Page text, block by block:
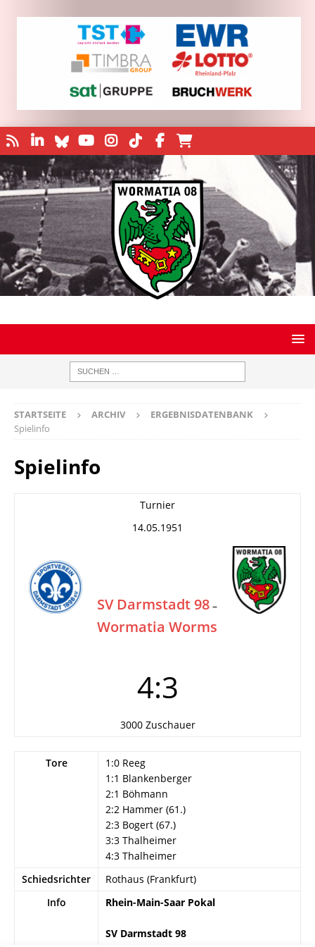
STARTSEITE ARCHIV
ERGEBNISDATENBANK
Spielinfo
Spielinfo
Turnier
14.05.1951
SV Darmstadt 98 –
Wormatia Worms
4:3
3000 Zuschauer
Tore
1:0 Reeg
1:1 Blankenberger
2:1 Böhmann
2:2 Hammer (61.)
2:3 Bogert (67.)
3:3 Thalheimer
4:3 Thalheimer
Schiedsrichter
Rothaus (Frankfurt)
Info
Rhein-Main-Saar Pokal
SV Darmstadt 98